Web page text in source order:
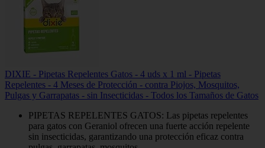
DIXIE - Pipetas Repelentes Gatos - 4 uds x 1 ml - Pipetas
Repelentes - 4 Meses de Protección - contra Piojos, Mosquitos,
Pulgas y Garrapatas - sin Insecticidas - Todos los Tamaños de Gatos
PIPETAS REPELENTES GATOS: Las pipetas repelentes
para gatos con Geraniol ofrecen una fuerte acción repelente
sin insecticidas, garantizando una protección eficaz contra